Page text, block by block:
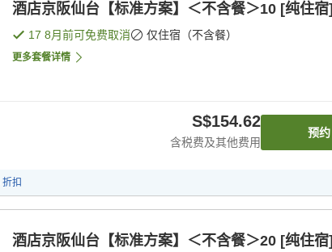
酒店京阪仙台【标准方案】＜不含餐＞10 [纯住宿]
17 8月前可免费取消 仅住宿（不含餐）
更多套餐详情
S$154.62
含税费及其他费用
预约
折扣
酒店京阪仙台【标准方案】＜不含餐＞20 [纯住宿]